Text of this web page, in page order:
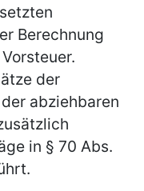
Berechnung
der
abziehbaren
in § 70 Abs.